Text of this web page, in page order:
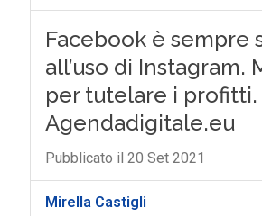
Facebook è sempre
all’uso di
per tutelare i
Agendadigitale.eu
Pubblicato il 20 Set 2021
Mirella Castigli